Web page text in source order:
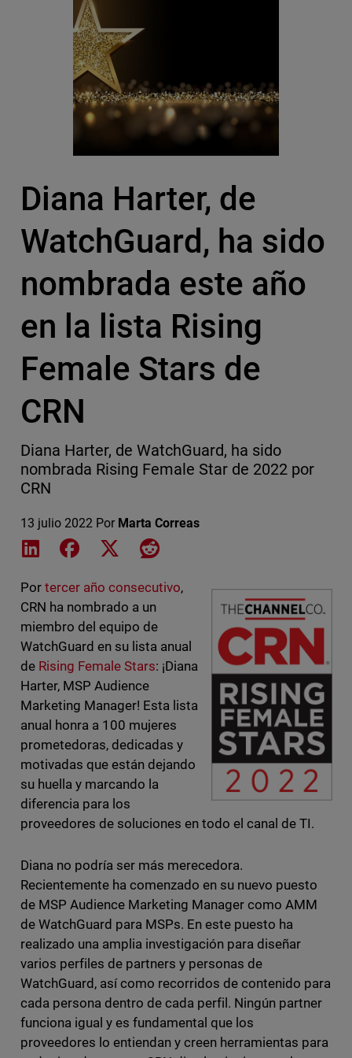
Diana Harter, de
WatchGuard, ha sido
nombrada este año
en la lista Rising
Female Stars de
CRN
Diana Harter, de WatchGuard, ha sido
nombrada Rising Female Star de 2022 por
CRN
13 julio 2022 Por Marta Correas
Share on LinkedIn
Share on Facebook
Share on XShare on Reddit
Por tercer año consecutivo,
CRN ha nombrado a un
miembro del equipo de
WatchGuard en su lista anual
de Rising Female Stars: ¡Diana
Harter, MSP Audience
Marketing Manager! Esta lista
anual honra a 100 mujeres
prometedoras, dedicadas y
motivadas que están dejando
su huella y marcando la
diferencia para los
proveedores de soluciones en todo el canal de TI.
Diana no podría ser más merecedora.
Recientemente ha comenzado en su nuevo puesto
de MSP Audience Marketing Manager como AMM
de WatchGuard para MSPs. En este puesto ha
realizado una amplia investigación para diseñar
varios perfiles de partners y personas de
WatchGuard, así como recorridos de contenido para
cada persona dentro de cada perfil. Ningún partner
funciona igual y es fundamental que los
proveedores lo entiendan y creen herramientas para